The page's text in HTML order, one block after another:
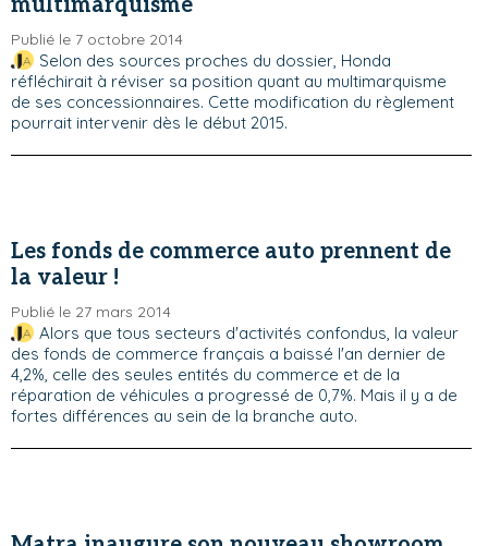
multimarquisme
Publié le 7 octobre 2014
Selon des sources proches du dossier, Honda
réfléchirait à réviser sa position quant au multimarquisme
de ses concessionnaires. Cette modification du règlement
pourrait intervenir dès le début 2015.
Les fonds de commerce auto prennent de
la valeur !
Publié le 27 mars 2014
Alors que tous secteurs d'activités confondus, la valeur
des fonds de commerce français a baissé l'an dernier de
4,2%, celle des seules entités du commerce et de la
réparation de véhicules a progressé de 0,7%. Mais il y a de
fortes différences au sein de la branche auto.